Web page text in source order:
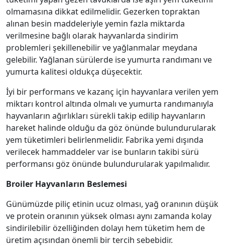
olmamasına dikkat edilmelidir. Gezerken topraktan
alınan besin maddeleriyle yemin fazla miktarda
verilmesine bağlı olarak hayvanlarda sindirim
problemleri şekillenebilir ve yağlanmalar meydana
gelebilir. Yağlanan sürülerde ise yumurta randımanı ve
yumurta kalitesi oldukça düşecektir.
İyi bir performans ve kazanç için hayvanlara verilen yem
miktarı kontrol altında olmalı ve yumurta randımanıyla
hayvanların ağırlıkları sürekli takip edilip hayvanların
hareket halinde olduğu da göz önünde bulundurularak
yem tüketimleri belirlenmelidir. Fabrika yemi dışında
verilecek hammaddeler var ise bunların takibi sürü
performansı göz önünde bulundurularak yapılmalıdır.
Broiler Hayvanların Beslemesi
Günümüzde piliç etinin ucuz olması, yağ oranının düşük
ve protein oranının yüksek olması aynı zamanda kolay
sindirilebilir özelliğinden dolayı hem tüketim hem de
üretim açısından önemli bir tercih sebebidir.